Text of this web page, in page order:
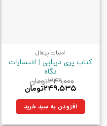
ادبیات پرتغال
کتاب پری دریایی | انتشارات
نگاه
۳۴۹,۰۰۰تومان
قیمت
۳۴۹,۰۰۰تومان
بود.
۲۴۹,۵۳۵تومان
۲۴۹,۵۳۵تومان. افزودن به سبد خرید